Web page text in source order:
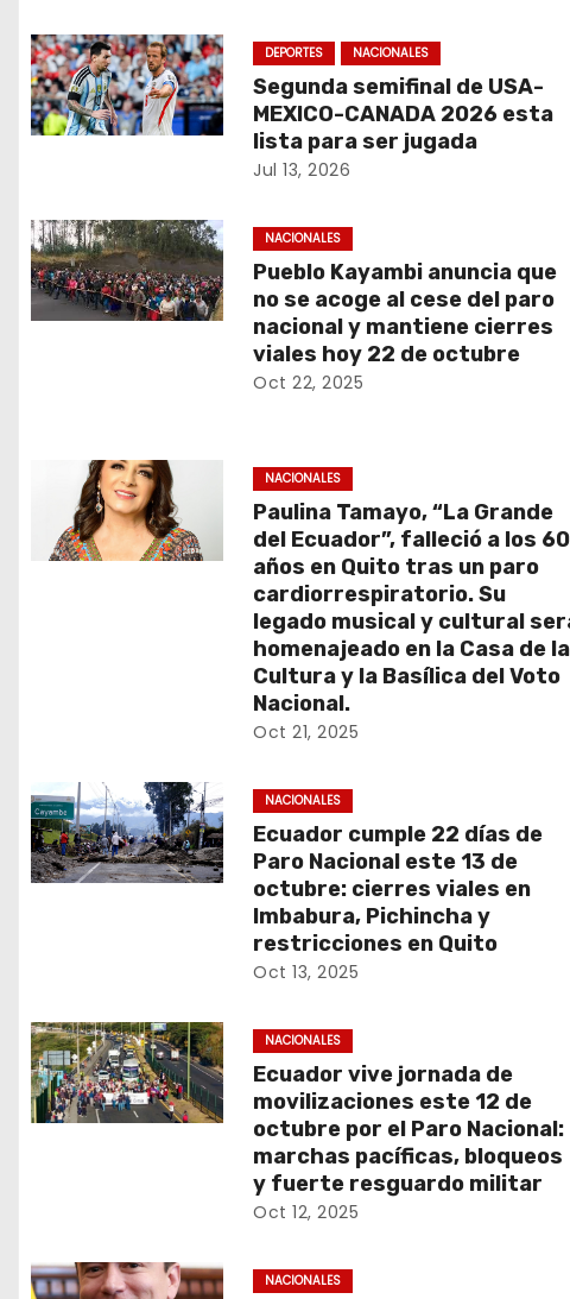
ó
n
d
e
n
t
s
DEPORTES NACIONALES
Segunda semifinal de USA-
MEXICO-CANADA 2026 esta
lista para ser jugada
Jul 13, 2026
NACIONALES
Pueblo Kayambi anuncia que
no se acoge al cese del paro
nacional y mantiene cierres
viales hoy 22 de octubre
Oct 22, 2025
NACIONALES
Paulina Tamayo, “La Grande
del Ecuador”, falleció a los 60
años en Quito tras un paro
cardiorrespiratorio. Su
legado musical y cultural
homenajeado en la Casa de la
Cultura y la Basílica del Voto
Nacional.
Oct 21, 2025
NACIONALES
Ecuador cumple 22 días de
Paro Nacional este 13 de
octubre: cierres viales en
Imbabura, Pichincha y
restricciones en Quito
Oct 13, 2025
NACIONALES
Ecuador vive jornada de
movilizaciones este 12 de
octubre por el Paro Nacional:
marchas pacíficas, bloqueos
y fuerte resguardo militar
Oct 12, 2025
NACIONALES